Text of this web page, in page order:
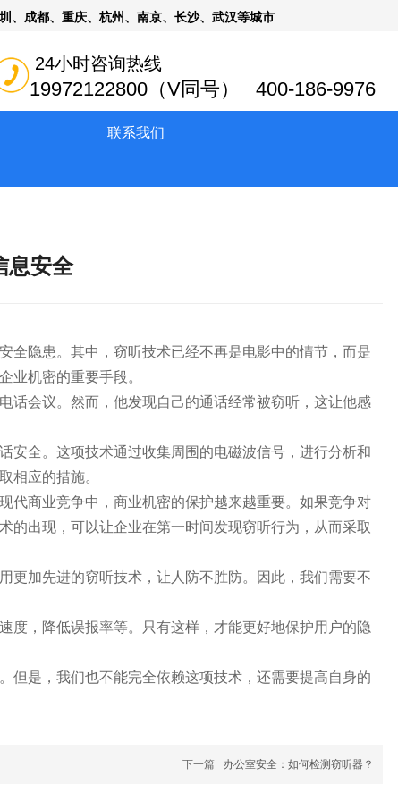
24小时咨询热线
19972122800（V同号） 400-186-9976
、成都、重庆、杭州、南京、长沙、武汉等城市
联系我们
息安全
全隐患。其中，窃听技术已经不再是电影中的情节，而是
业机密的重要手段。
话会议。然而，他发现自己的通话经常被窃听，这让他感
安全。这项技术通过收集周围的电磁波信号，进行分析和
相应的措施。
代商业竞争中，商业机密的保护越来越重要。如果竞争对
的出现，可以让企业在第一时间发现窃听行为，从而采取
更加先进的窃听技术，让人防不胜防。因此，我们需要不
度，降低误报率等。只有这样，才能更好地保护用户的隐
但是，我们也不能完全依赖这项技术，还需要提高自身的
下一篇 办公室安全：如何检测窃听器？